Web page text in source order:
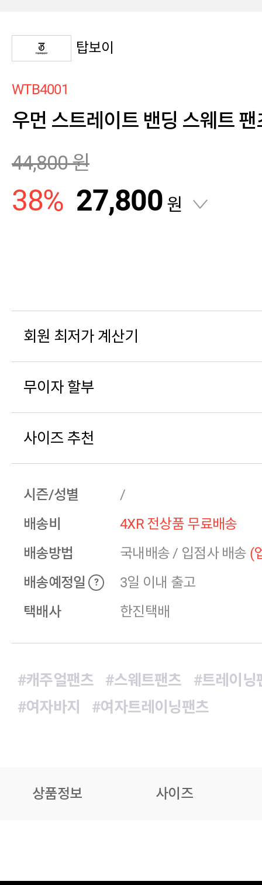
탑보이
WTB4001
우먼 스트레이트 밴딩 스웨트
44,800원
38% 27,800 원
회원 최저가 계산기
무이자 할부
사이즈 추천
시즌/성별
/
배송비
4XR 전상품 무료배송
배송방법
국내배송 / 입점사 배송 (
배송예정일
?
3일 이내 출고
택배사
한진택배
#캐주얼팬츠 #스웨트팬츠
#트레이닝
#여자바지
#여자트레이닝팬츠
상품정보 사이즈